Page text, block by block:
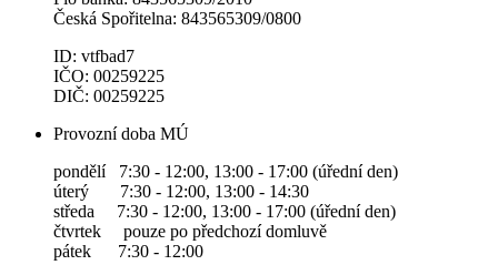
Česká Spořitelna: 843565309/0800
ID: vtfbad7
IČO: 00259225
DIČ: 00259225
Provozní doba MÚ
pondělí 7:30 - 12:00, 13:00 - 17:00 (úřední den)
úterý 7:30 - 12:00, 13:00 - 14:30
středa 7:30 - 12:00, 13:00 - 17:00 (úřední den)
čtvrtek pouze po předchozí domluvě
pátek 7:30 - 12:00